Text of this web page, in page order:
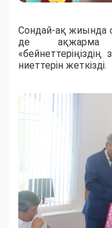
Сондай-ақ жиында
де ақжарма
«бейнеттеріңіздің
ниеттерін жеткізді.